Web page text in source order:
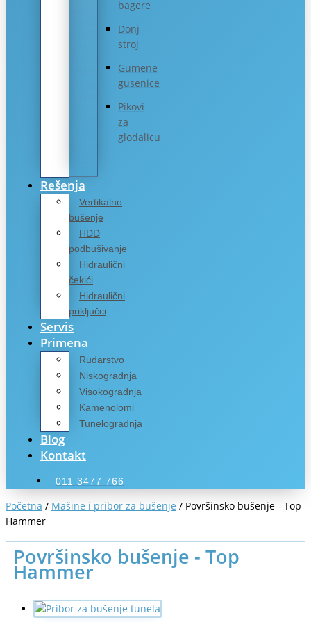
bagere
Donj
stroj
Gumene
gusenice
Pikovi
za
glodalicu
Rešenja
Vertikalno
bušenje
HDD
podbušivanje
Hidraulični
čekići
Hidraulični
priključci
Servis
Primena
Rudarstvo
Niskogradnja
Visokogradnja
Kamenolomi
Tunelogradnja
Blog
Kontakt
011 3477 766
Početna / Mašine i pribor za bušenje / Površinsko bušenje - Top
Hammer
Površinsko bušenje - Top
Hammer